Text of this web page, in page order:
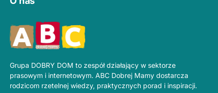
Grupa DOBRY DOM to zespół działający w sektorze
prasowym i internetowym. ABC Dobrej Mamy dostarcza
rodzicom rzetelnej wiedzy, praktycznych porad i inspiracji.